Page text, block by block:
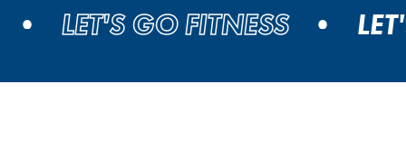
LET'S GO FITNESS